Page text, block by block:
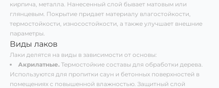
кирпича, металла. Нанесенный слой бывает матовым или
глянцевым. Покрытие придает материалу влагостойкости,
термостойкости, износостойкости, а также улучшает внешние
параметры.
Виды лаков
Лаки делятся на виды в зависимости от основы:
Акрилатные. Термостойкие составы для обработки дерева.
Используются для пропитки саун и бетонных поверхностей в
помещениях с повышенной влажностью. Защитный слой